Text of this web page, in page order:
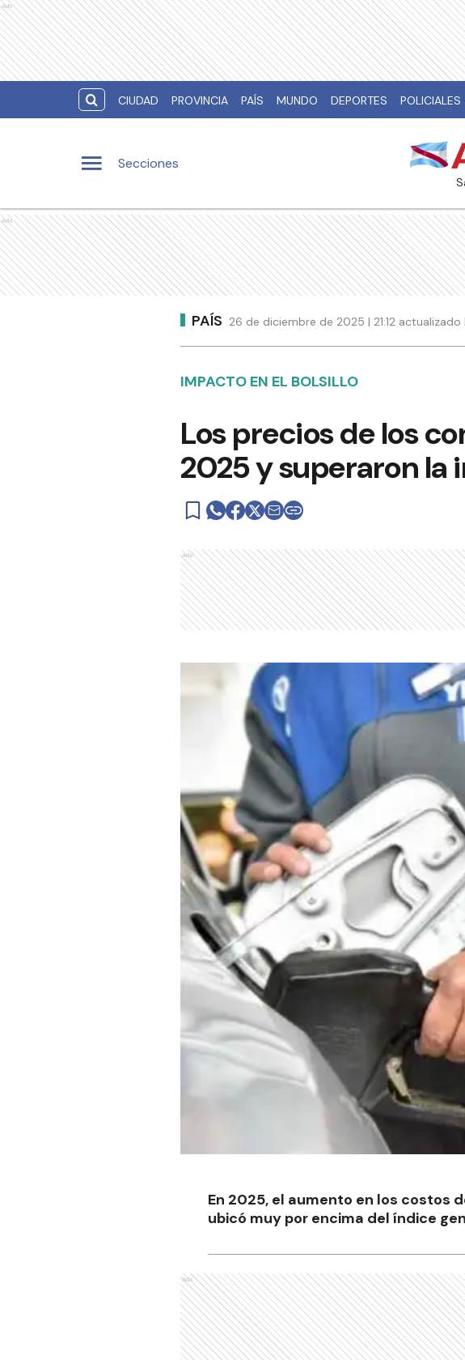
Ads
CIUDAD PROVINCIA PAÍS MUNDO DEPORTES POLICIALES
Secciones
Ads
PAÍS 26 de diciembre de 2025 | 21:12
IMPACTO EN EL BOLSILLO
Los precios de los
2025 y superaron la
Ads
En 2025, el aumento en los costos
ubicó muy por encima del índice
Ads